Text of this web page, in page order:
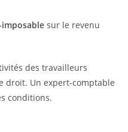
sur le revenu
des travailleurs
droit. Un expert-comptable
conditions.